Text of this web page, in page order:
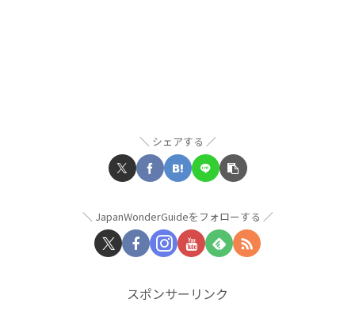
シェアする
JapanWonderGuideをフォローする
スポンサーリンク